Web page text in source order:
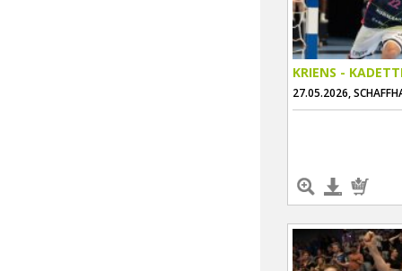
KRIENS -
27.05.2026,